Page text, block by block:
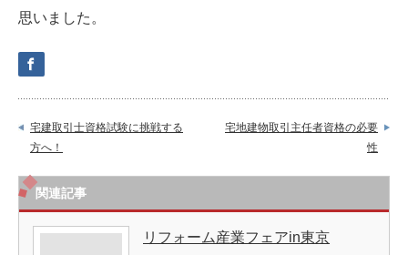
思いました。
宅建取引士資格試験に挑戦する
方へ！
宅地建物取引主任者資格の必要
性
関連記事
リフォーム産業フェアin東京